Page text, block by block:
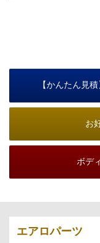
【かんたん見
お
ボデ
エアロパーツ